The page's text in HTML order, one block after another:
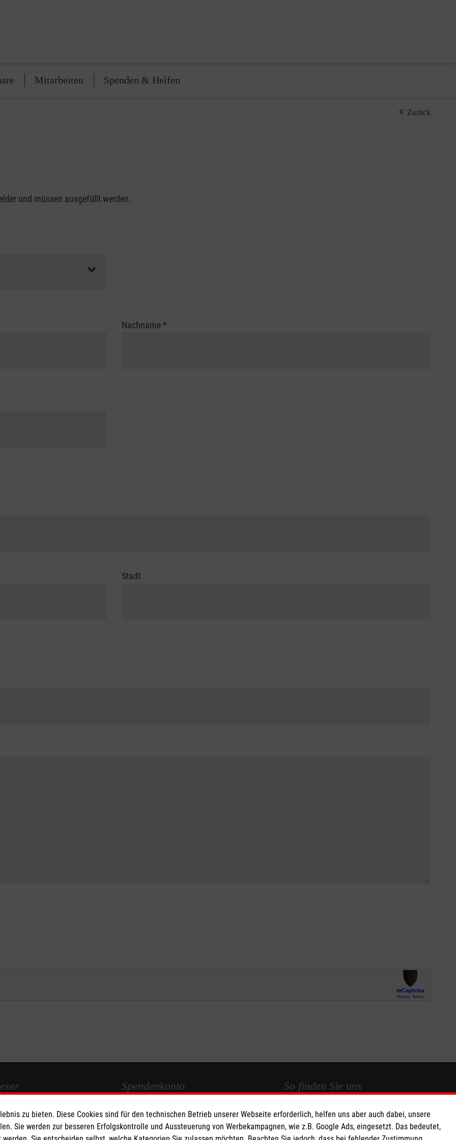
Mitarbeiten Spenden & Helfen
Zurück
und müssen ausgefüllt werden.
Nachname*
Stadt
Spendenkonto
Empfänger: Malteser Hilfsdienst e.V.
IBAN: DE37 3706 0120 1201 2160 16
So finden Sie uns
Kamp 22
33098 Paderborn
zu bieten. Diese Cookies sind für den technischen Betrieb unserer Webseite erforderlich, helfen uns aber auch dabei, unsere
Sie werden zur besseren Erfolgskontrolle und Aussteuerung von Werbekampagnen, wie z.B. Google Ads, eingesetzt. Das bedeutet,